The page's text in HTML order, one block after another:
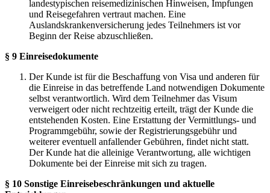
landestypischen reisemedizinischen Hinweisen, Impfungen
und Reisegefahren vertraut machen. Eine
Auslandskrankenversicherung jedes Teilnehmers ist vor
Beginn der Reise abzuschließen.
§ 9 Einreisedokumente
Der Kunde ist für die Beschaffung von Visa und anderen für
die Einreise in das betreffende Land notwendigen Dokumente
selbst verantwortlich. Wird dem Teilnehmer das Visum
verweigert oder nicht rechtzeitig erteilt, trägt der Kunde die
entstehenden Kosten. Eine Erstattung der Vermittlungs- und
Programmgebühr, sowie der Registrierungsgebühr und
weiterer eventuell anfallender Gebühren, findet nicht statt.
Der Kunde hat die alleinige Verantwortung, alle wichtigen
Dokumente bei der Einreise mit sich zu tragen.
§ 10 Sonstige Einreisebeschränkungen und aktuelle